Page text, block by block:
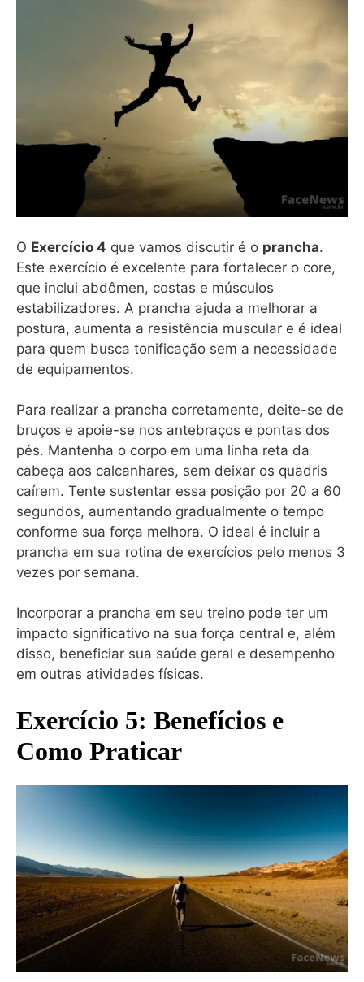
O Exercício 4 que vamos discutir é o prancha.
Este exercício é excelente para fortalecer o core,
que inclui abdômen, costas e músculos
estabilizadores. A prancha ajuda a melhorar a
postura, aumenta a resistência muscular e é ideal
para quem busca tonificação sem a necessidade
de equipamentos.
Para realizar a prancha corretamente, deite-se de
bruços e apoie-se nos antebraços e pontas dos
pés. Mantenha o corpo em uma linha reta da
cabeça aos calcanhares, sem deixar os quadris
caírem. Tente sustentar essa posição por 20 a 60
segundos, aumentando gradualmente o tempo
conforme sua força melhora. O ideal é incluir a
prancha em sua rotina de exercícios pelo menos 3
vezes por semana.
Incorporar a prancha em seu treino pode ter um
impacto significativo na sua força central e, além
disso, beneficiar sua saúde geral e desempenho
em outras atividades físicas.
Exercício 5: Benefícios e
Como Praticar